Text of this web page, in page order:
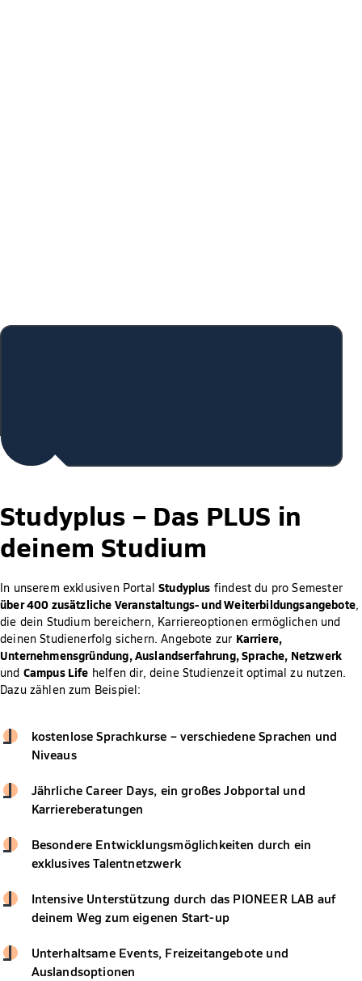
Studyplus – Das PLUS in
deinem Studium
In unserem exklusiven PortalStudyplus findest du pro Semester
über 400 zusätzliche Veranstaltungs- und Weiterbildungsangebote,
die dein Studium bereichern, Karriereoptionen ermöglichen und
deinen Studienerfolg sichern. Angebote zur Karriere,
Unternehmensgründung, Auslandserfahrung, Sprache, Netzwerk
und Campus Life helfen dir, deine Studienzeit optimal zu nutzen.
Dazu zählen zum Beispiel:
kostenlose Sprachkurse – verschiedene Sprachen und
Niveaus
Jährliche Career Days, ein großes Jobportal und
Karriereberatungen
Besondere Entwicklungsmöglichkeiten durch ein
exklusives Talentnetzwerk
Intensive Unterstützung durch das PIONEER LAB auf
deinem Weg zum eigenen Start-up
Unterhaltsame Events, Freizeitangebote und
Auslandsoptionen